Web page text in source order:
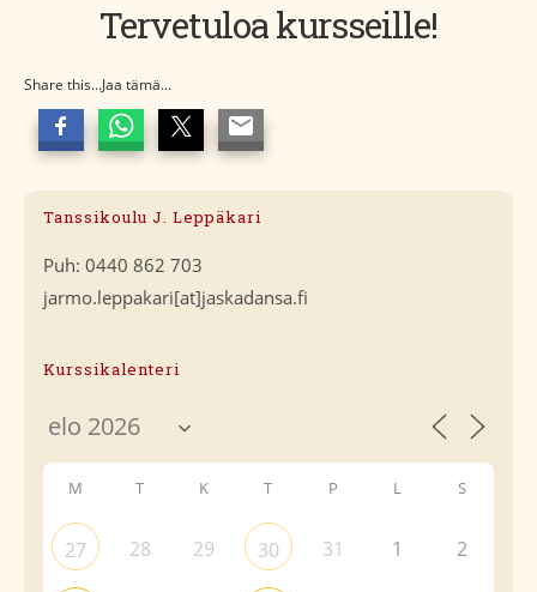
Tervetuloa kursseille!
Share this...Jaa tämä...
Tanssikoulu J. Leppäkari
Puh: 0440 862 703
jarmo.leppakari[at]jaskadansa.fi
Kurssikalenteri
M T K T P L S
27 28 29 30 31 1 2